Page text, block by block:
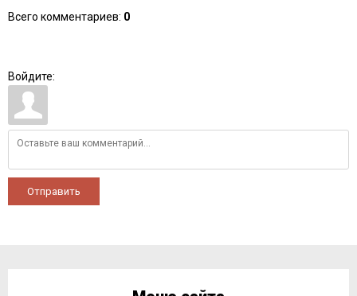
Всего комментариев: 0
Войдите:
Отправить